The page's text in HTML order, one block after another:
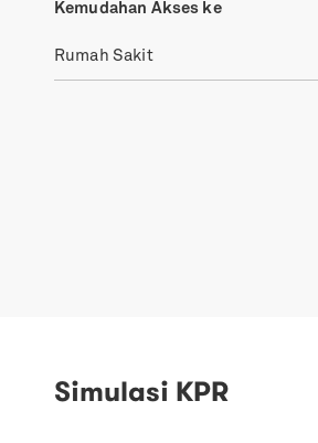
Kemudahan Akses ke
Rumah Sakit
Simulasi KPR